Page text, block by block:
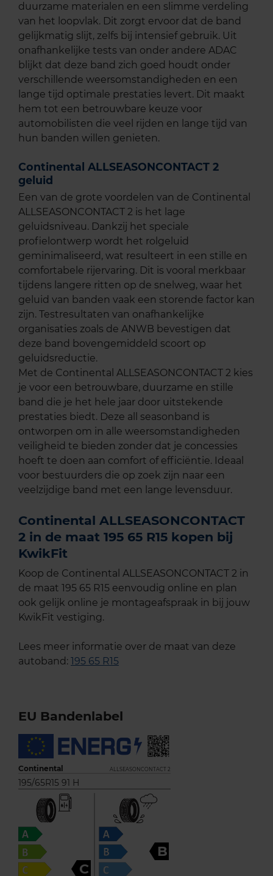
duurzame materialen en een slimme verdeling
van het loopvlak. Dit zorgt ervoor dat de band
gelijkmatig slijt, zelfs bij intensief gebruik. Uit
onafhankelijke tests van onder andere ADAC
blijkt dat deze band zich goed houdt onder
verschillende weersomstandigheden en een
lange tijd optimale prestaties levert. Dit maakt
hem tot een betrouwbare keuze voor
automobilisten die veel rijden en lange tijd van
hun banden willen genieten.
Continental ALLSEASONCONTACT 2
geluid
Een van de grote voordelen van de Continental
ALLSEASONCONTACT 2 is het lage
geluidsniveau. Dankzij het speciale
profielontwerp wordt het rolgeluid
geminimaliseerd, wat resulteert in een stille en
comfortabele rijervaring. Dit is vooral merkbaar
tijdens langere ritten op de snelweg, waar het
geluid van banden vaak een storende factor kan
zijn. Testresultaten van onafhankelijke
organisaties zoals de ANWB bevestigen dat
deze band bovengemiddeld scoort op
geluidsreductie.
Met de Continental ALLSEASONCONTACT 2 kies
je voor een betrouwbare, duurzame en stille
band die je het hele jaar door uitstekende
prestaties biedt. Deze all seasonband is
ontworpen om in alle weersomstandigheden
veiligheid te bieden zonder dat je concessies
hoeft te doen aan comfort of efficiëntie. Ideaal
voor bestuurders die op zoek zijn naar een
veelzijdige band met een lange levensduur.
Continental ALLSEASONCONTACT
2 in de maat 195 65 R15 kopen bij
KwikFit
Koop de Continental ALLSEASONCONTACT 2 in
de maat 195 65 R15 eenvoudig online en plan
ook gelijk online je montageafspraak in bij jouw
KwikFit vestiging.
Lees meer informatie over de maat van deze
autoband: 195 65 R15
EU Bandenlabel
Continental ALLSEASONCONTACT 2
195/65R15 91 H
C
B